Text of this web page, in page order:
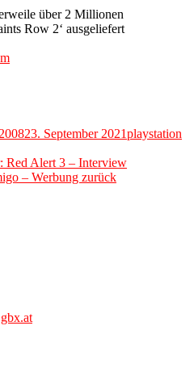
über 2 Millionen
Row 2‘ ausgeliefert
23. September 2021playstation
Red Alert 3 – Interview
– Werbung zurück